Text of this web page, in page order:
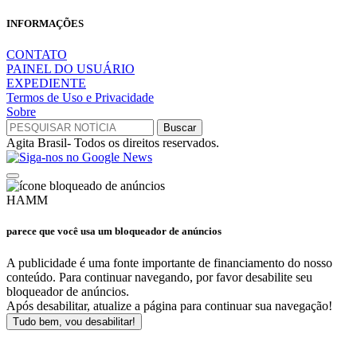
INFORMAÇÕES
CONTATO
PAINEL DO USUÁRIO
EXPEDIENTE
Termos de Uso e Privacidade
Sobre
Agita Brasil- Todos os direitos reservados.
HAMM
parece que você usa um bloqueador de anúncios
A publicidade é uma fonte importante de financiamento do nosso
conteúdo. Para continuar navegando, por favor desabilite seu
bloqueador de anúncios.
Após desabilitar, atualize a página para continuar sua navegação!
Tudo bem, vou desabilitar!